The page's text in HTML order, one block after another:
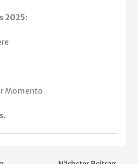
2025:
Momento